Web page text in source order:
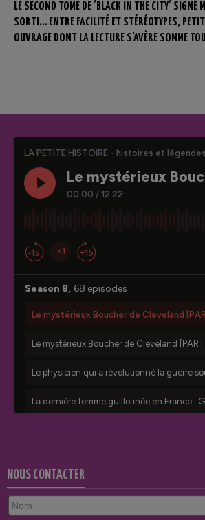
LE SECOND TOME DE ’BLACK IN THE CITY’ SIGNÉ
SORTI… ENTRE FACILITÉ ET STÉRÉOTYPES,
OUVRAGE DONT LA LECTURE S’AVÈRE SOMME
NOUS CONTACTER